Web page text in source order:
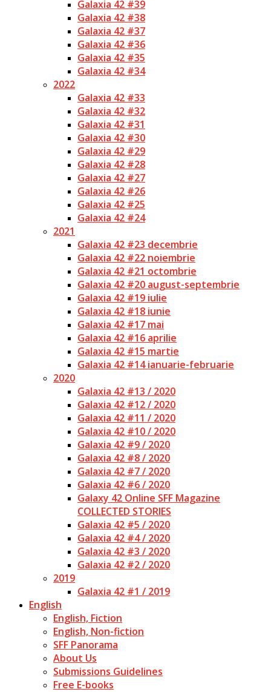
Galaxia 42 #39
Galaxia 42 #38
Galaxia 42 #37
Galaxia 42 #36
Galaxia 42 #35
Galaxia 42 #34
2022
Galaxia 42 #33
Galaxia 42 #32
Galaxia 42 #31
Galaxia 42 #30
Galaxia 42 #29
Galaxia 42 #28
Galaxia 42 #27
Galaxia 42 #26
Galaxia 42 #25
Galaxia 42 #24
2021
Galaxia 42 #23 decembrie
Galaxia 42 #22 noiembrie
Galaxia 42 #21 octombrie
Galaxia 42 #20 august-septembrie
Galaxia 42 #19 iulie
Galaxia 42 #18 iunie
Galaxia 42 #17 mai
Galaxia 42 #16 aprilie
Galaxia 42 #15 martie
Galaxia 42 #14 ianuarie-februarie
2020
Galaxia 42 #13 / 2020
Galaxia 42 #12 / 2020
Galaxia 42 #11 / 2020
Galaxia 42 #10 / 2020
Galaxia 42 #9 / 2020
Galaxia 42 #8 / 2020
Galaxia 42 #7 / 2020
Galaxia 42 #6 / 2020
Galaxy 42 Online SFF Magazine
COLLECTED STORIES
Galaxia 42 #5 / 2020
Galaxia 42 #4 / 2020
Galaxia 42 #3 / 2020
Galaxia 42 #2 / 2020
2019
Galaxia 42 #1 / 2019
English
English, Fiction
English, Non-fiction
SFF Panorama
About Us
Submissions Guidelines
Free E-books